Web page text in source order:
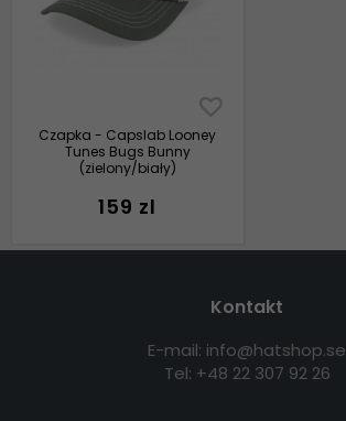
Czapka - Capslab Looney
Tunes Bugs Bunny
(zielony/biały)
159 zl
Kontakt
E-mail: info@hatshop.se
Tel: +48 22 307 92 26